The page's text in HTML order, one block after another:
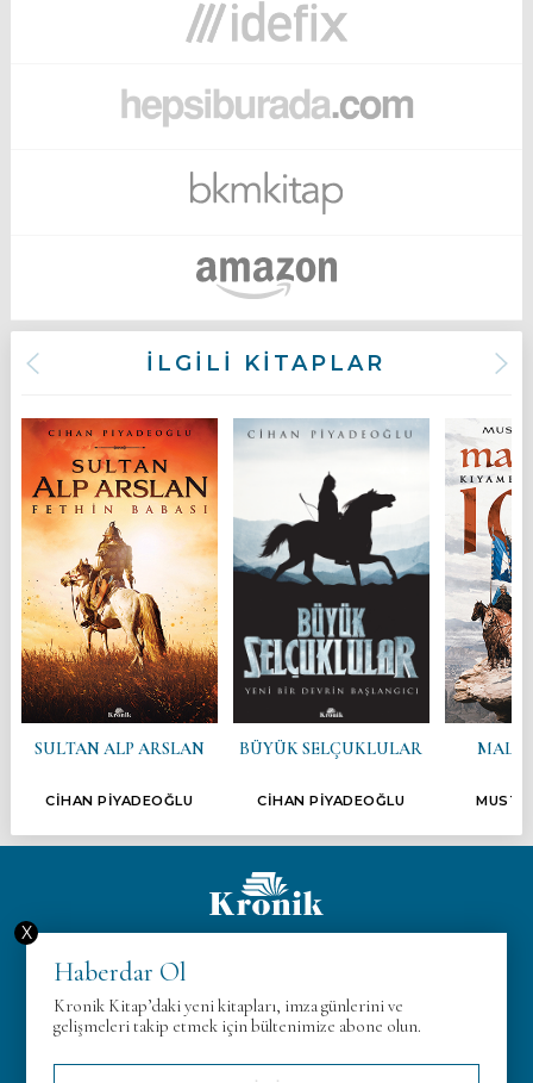
İLGİLİ KİTAPLAR
SULTAN ALP ARSLAN
CİHAN PİYADEOĞLU
BÜYÜK SELÇUKLULAR
CİHAN PİYADEOĞLU
Hakkımızda
Gizlilik Politikası
İletişim
Haberdar Ol
Kronik Kitap’daki yeni kitapları, imza günlerini ve
gelişmeleri takip etmek için bültenimize abone olun.
X